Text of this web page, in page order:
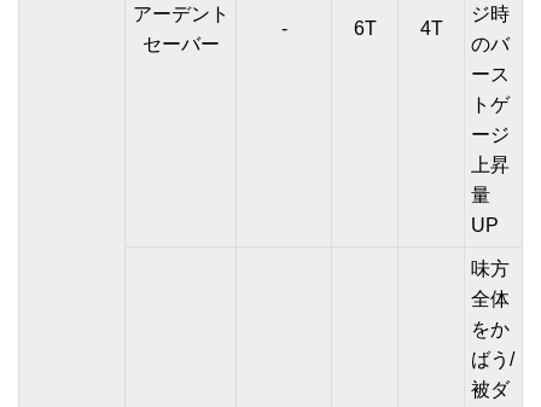
アーデント
セーバー
- 6T 4T
ジ時
のバ
ース
トゲ
ージ
上昇
量
UP
味方
全体
をか
ばう/
被ダ